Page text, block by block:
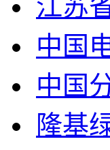
江苏
中国
中国
隆基